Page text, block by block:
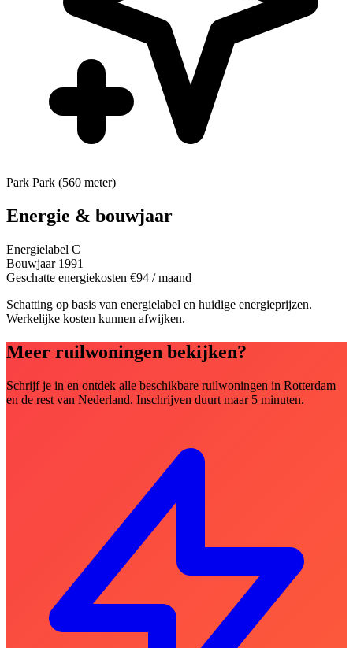
Park Park (560 meter)
Energie & bouwjaar
Energielabel C
Bouwjaar 1991
Geschatte energiekosten €94 / maand
Schatting op basis van energielabel en huidige energieprijzen.
Werkelijke kosten kunnen afwijken.
Meer ruilwoningen bekijken?
Schrijf je in en ontdek alle beschikbare ruilwoningen in Rotterdam
en de rest van Nederland. Inschrijven duurt maar 5 minuten.